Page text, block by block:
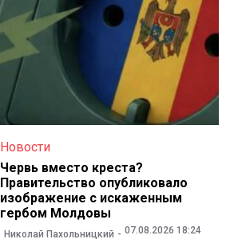
Новости
Червь вместо креста?
Правительство опубликовало
изображение с искаженным
гербом Молдовы
Николай Пахольницкий 07.08.2026 18:24